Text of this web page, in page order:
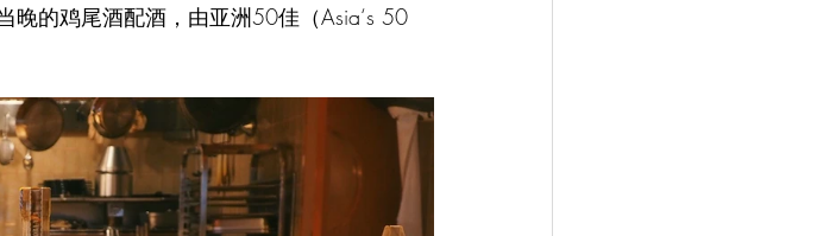
晚的鸡尾酒配酒，由亚洲50佳（Asia‘s 50